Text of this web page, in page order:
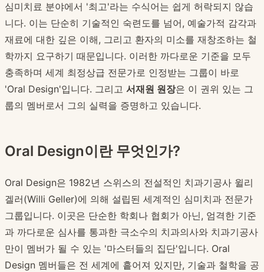
심미치료 분야에서 '최고'라는 수식어는 쉽게 허락되지 않습
니다. 이는 단순히 기술적인 숙련도를 넘어, 예술가적 감각과
재료에 대한 깊은 이해, 그리고 환자의 미소를 재창조하는 철
학까지 요구하기 때문입니다. 이러한 까다로운 기준을 모두
충족하며 세계 최정상급 전문가로 인정받는 그룹이 바로
'Oral Design'입니다. 그리고 서재원 원장은 이 권위 있는 그
룹의 멤버로서 그의 실력을 증명하고 있습니다.
Oral Design이란 무엇인가?
Oral Design은 1982년 스위스의 전설적인 치과기공사 윌리
겔러(Willi Geller)에 의해 설립된 세계적인 심미치과 전문가
그룹입니다. 이곳은 단순한 학회나 협회가 아닌, 엄격한 기준
과 까다로운 심사를 통과한 극소수의 치과의사와 치과기공사
만이 멤버가 될 수 있는 '마스터들의 집단'입니다. Oral
Design 멤버들은 전 세계에 흩어져 있지만, 기술과 철학을 공